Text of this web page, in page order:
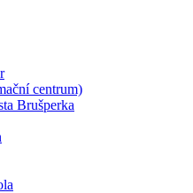
centrum)
Brušperka